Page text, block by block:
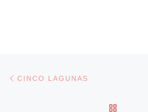
Navegación de entradas
CINCO LAGUNAS